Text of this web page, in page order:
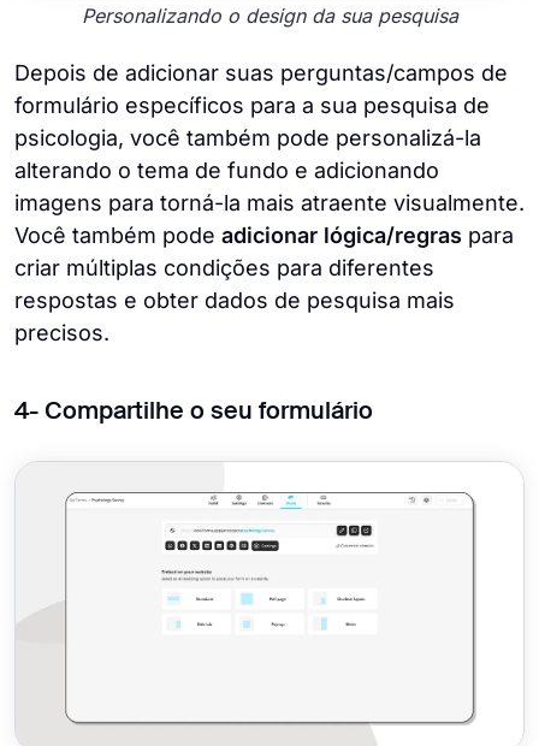
Personalizando o design da sua pesquisa
Depois de adicionar suas perguntas/campos de
formulário específicos para a sua pesquisa de
psicologia, você também pode personalizá-la
alterando o tema de fundo e adicionando
imagens para torná-la mais atraente visualmente.
Você também pode adicionar lógica/regras para
criar múltiplas condições para diferentes
respostas e obter dados de pesquisa mais
precisos.
4- Compartilhe o seu formulário